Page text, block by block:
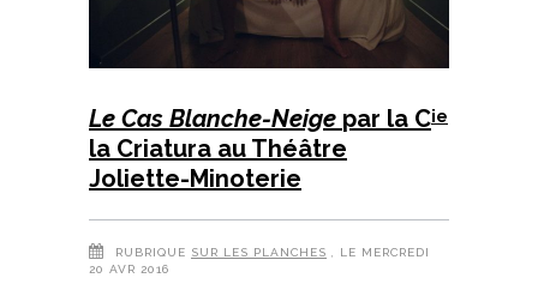
Le Cas Blanche-Neige par la Cie
la Criatura au Théâtre
Joliette-Minoterie
RUBRIQUE SUR LES PLANCHES
, LE MERCREDI
20 AVR 2016